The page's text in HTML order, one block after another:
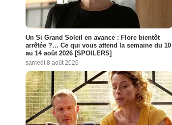
Un Si Grand Soleil en avance : Flore bientôt
arrêtée ?… Ce qui vous attend la semaine du 10
au 14 août 2026 [SPOILERS]
samedi 8 août 2026